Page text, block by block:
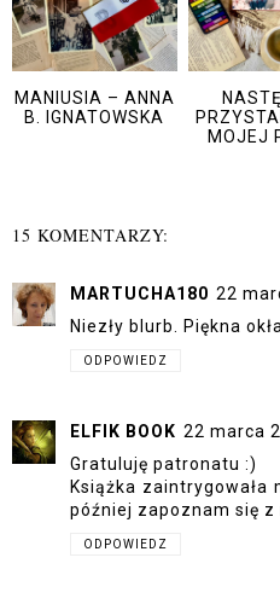
MANIUSIA – ANNA
B. IGNATOWSKA
MOJEJ
15 KOMENTARZY:
MARTUCHA180 22
Niezły blurb. Piękna
ODPOWIEDZ
ELFIK BOOK 22 marca
Gratuluję patronatu :)
Książka
później zapoznam się z
ODPOWIEDZ